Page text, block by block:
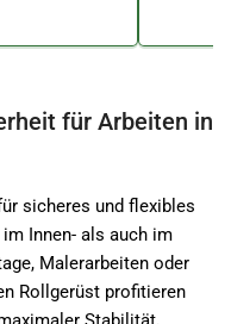
für Arbeiten in
sicheres und flexibles
Innen- als auch im
Malerarbeiten oder
Rollgerüst profitieren